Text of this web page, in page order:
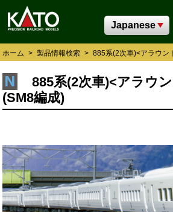
ホーム > 製品情報検索 > 885系(2次車)<アラウン
885系(2次車)<アラウ
(SM8編成)